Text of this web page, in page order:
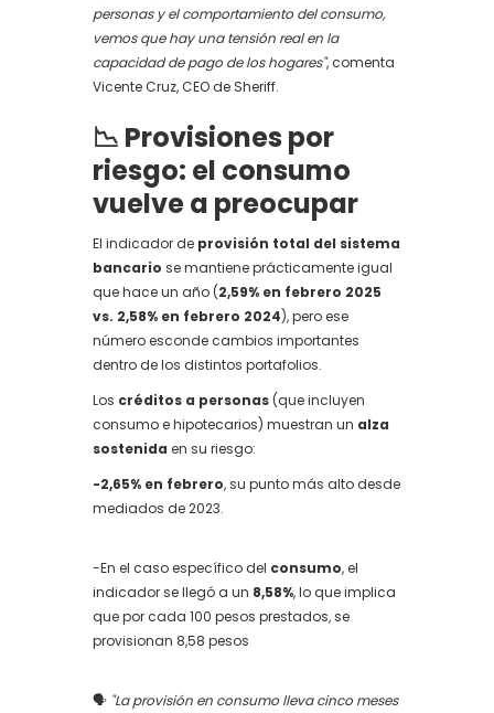
personas y el comportamiento del consumo,
vemos que hay una tensión real en la
capacidad de pago de los hogares", comenta
Vicente Cruz, CEO de Sheriff.
📉 Provisiones por
riesgo: el consumo
vuelve a preocupar
El indicador de provisión total del sistema
bancario se mantiene prácticamente igual
que hace un año (2,59% en febrero 2025
vs. 2,58% en febrero 2024), pero ese
número esconde cambios importantes
dentro de los distintos portafolios.
Los créditos a personas (que incluyen
consumo e hipotecarios) muestran un alza
sostenida en su riesgo:
-2,65% en febrero, su punto más alto desde
mediados de 2023.
-En el caso específico del consumo, el
indicador se llegó a un 8,58%, lo que implica
que por cada 100 pesos prestados, se
provisionan 8,58 pesos
🗣️ "La provisión en consumo lleva cinco meses